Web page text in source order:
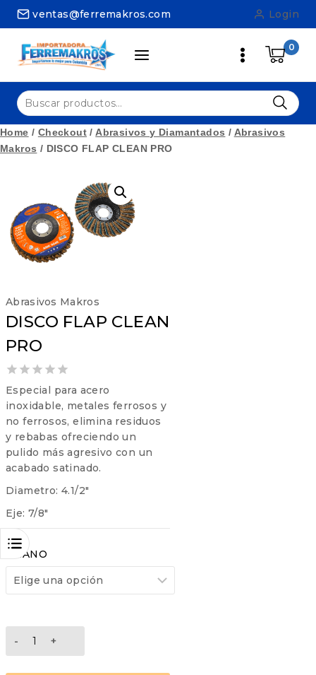
Skip
ventas@ferremakros.com Login
0
Buscar
por:
Home / Checkout / Abrasivos y Diamantados / Abrasivos
Makros / DISCO FLAP CLEAN PRO
Abrasivos Makros
DISCO FLAP CLEAN
PRO
0
out
of
5
Especial para acero
inoxidable, metales ferrosos y
no ferrosos, elimina residuos
y rebabas ofreciendo un
pulido más agresivo con un
acabado satinado.
Diametro: 4.1/2″
Eje: 7/8″
GRANO
DISCO